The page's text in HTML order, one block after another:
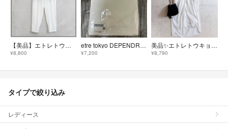
【美品】エトレトウキョウ♡リネンテーパードパンツ タック 麻100% ホワイト ETRE TOKYO ゆったり ワイドパンツ
¥8,800
etre tokyo DEPENDREシアーロンTee
¥7,200
美品✨エトレトウキョウ コットンシャツワンピース ロング丈 ホワイト 綿 楊柳
¥8,790
タイプで絞り込み
レディース